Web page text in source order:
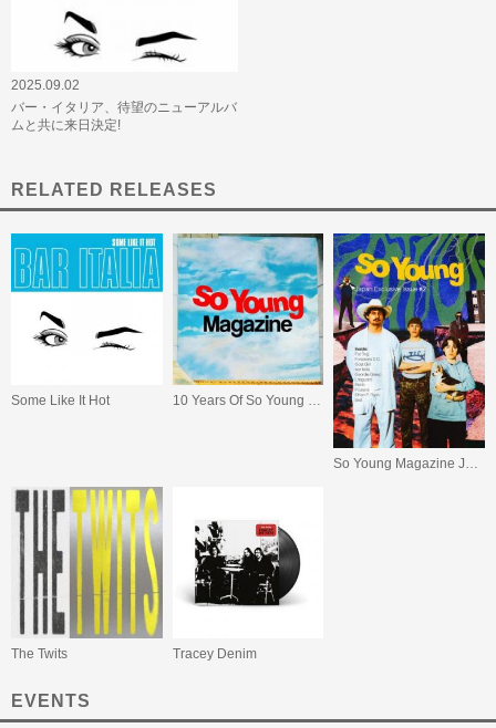
2025.09.02
バー・イタリア、待望のニューアルバ
ムと共に来日決定!
RELATED RELEASES
Some Like It Hot
The Twits Tracey Denim
EVENTS